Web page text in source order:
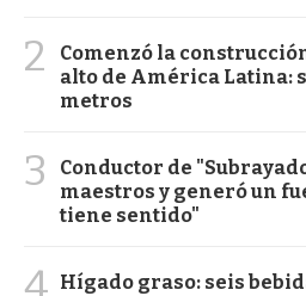
2
Comenzó la
alto de América Latina:
metros
3
Conductor de
maestros y generó un
tiene sentido"
4 Hígado graso: seis